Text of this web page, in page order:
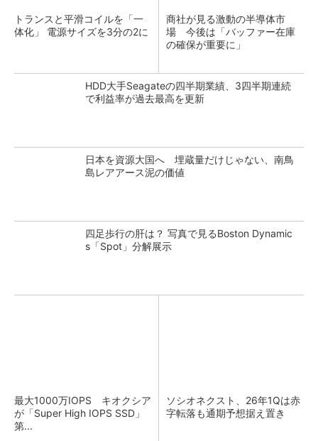
トランスと平滑コイルを「一
体化」 電源サイズを3分の2に
商社が見る激動の半導体市
場 今後は「バッファー在庫
の確保が重要に」
HDD大手Seagateの四半期業績、3四半期連続
で利益率が過去最高を更新
日本を資源大国へ 埋蔵量だけじゃない、南鳥
島レアアース泥の価値
四足歩行の肝は？ 写真で見るBoston Dynamic
s「Spot」分解展示
最大1000万IOPS キオクシア
が「Super High IOPS SSD」
第...
ソシオネクスト、26年1Qは赤
字転落も通期予想据え置き